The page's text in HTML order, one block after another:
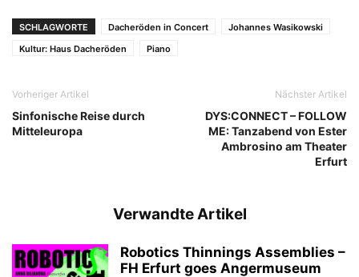
SCHLAGWORTE Dacheröden in Concert
Johannes Wasikowski
Kultur: Haus Dacheröden
Piano
Vorheriger Artikel
Sinfonische Reise durch
Mitteleuropa
Nächster Artikel
DYS:CONNECT – FOLLOW
ME: Tanzabend von Ester
Ambrosino am Theater
Erfurt
Verwandte Artikel
Robotics Thinnings Assemblies –
FH Erfurt goes Angermuseum